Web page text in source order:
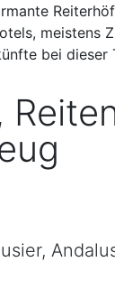
meistens
bei dieser